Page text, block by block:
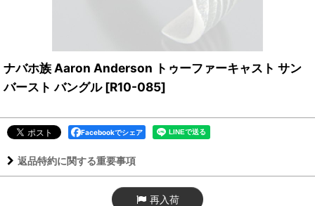
ナバホ族 Aaron Anderson トゥーファーキャスト サン
バースト バングル [R10-085]
Facebookでシェア
返品特約に関する重要事項
再入荷